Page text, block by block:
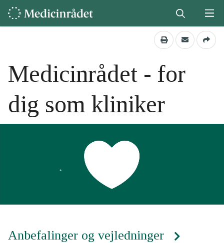
Medicinrådet - for
dig som kliniker
Anbefalinger og vejledninger